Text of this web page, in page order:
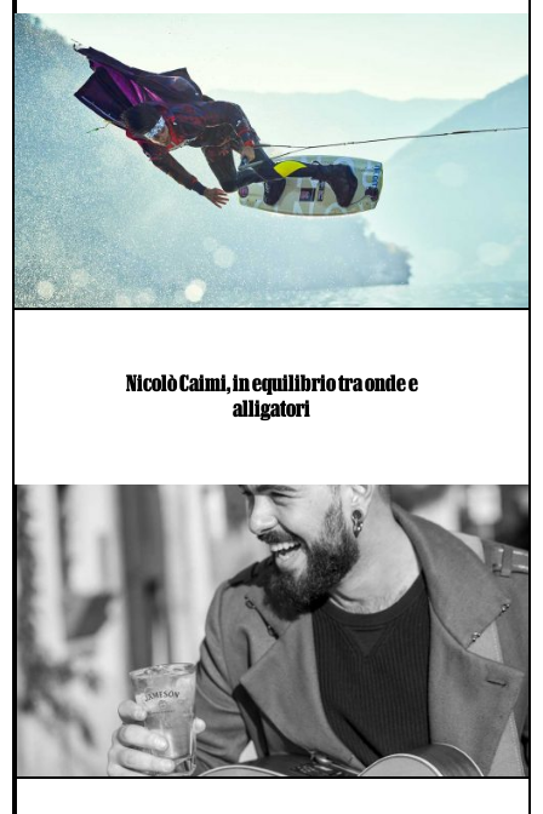
Nicolò Caimi, in equilibrio tra onde e
alligatori